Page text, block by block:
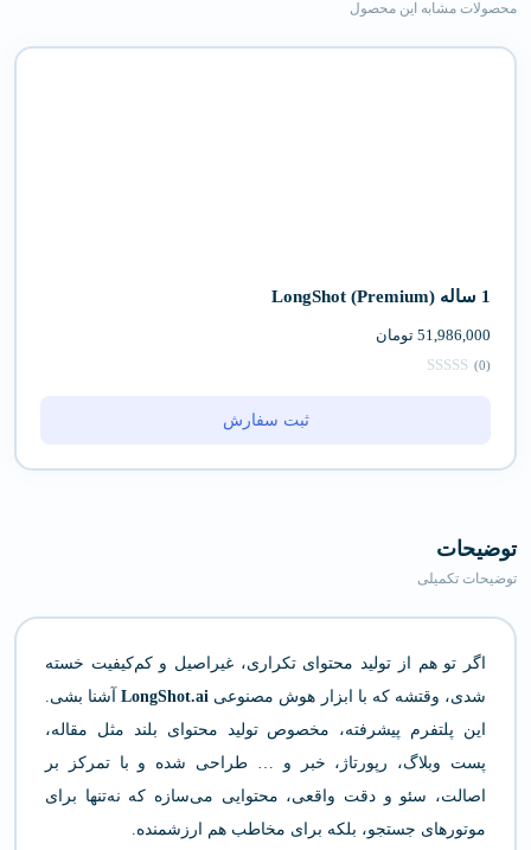
محصولات مشابه این محصول
1 ساله (Premium) LongShot
51,986,000 تومان
(0)
ثبت سفارش
توضیحات
توضیحات تکمیلی
اگر تو هم از تولید محتوای تکراری، غیراصیل و کم‌کیفیت خسته
شدی، وقتشه که با ابزار هوش مصنوعی LongShot.aiآشنا بشی.
این پلتفرم پیشرفته، مخصوص تولید محتوای بلند مثل مقاله،
پست وبلاگ، رپورتاژ، خبر و … طراحی شده و با تمرکز بر
اصالت، سئو و دقت واقعی، محتوایی می‌سازه که نه‌تنها برای
موتورهای جستجو، بلکه برای مخاطب هم ارزشمنده.